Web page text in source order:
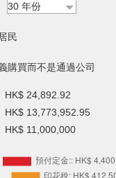
民
購買而不是通過公司
HK$ 24,892.92
HK$ 13,773,952.95
HK$ 11,000,000